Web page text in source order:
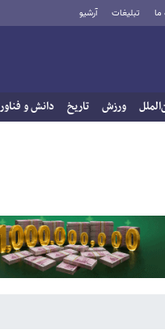
ما تبلیغات آرشیو
ورزش تاریخ دانش و